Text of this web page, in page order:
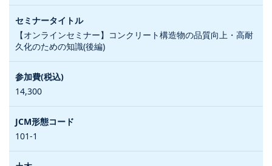
【オンラインセミナー】コンクリート構造物の品質向上・高耐
久化のための知識(後編)
14,300
101-1